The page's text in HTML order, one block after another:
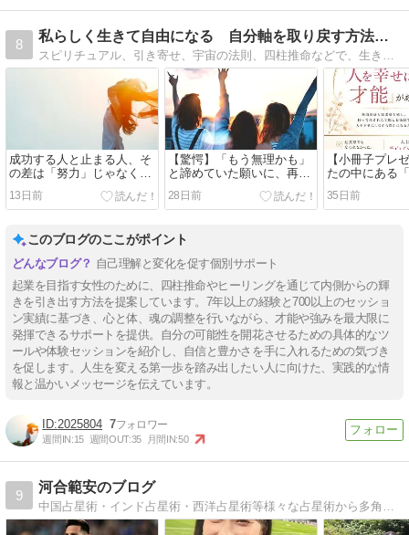
8
私らしく生きて自由になる 自分軸を取り戻す方法【京都 関西】
スピリチュアル、引き寄せ、宇宙の法則、四柱推命などで、生きやすくなるヒントをお伝えし、もやもやした人生に変化をおこします。
成功する人と止まる人、そ
の差は「努力」じゃなく〇
13日前
【驚愕】「もう無理かも」
と諦めていた願いに、再び
チャンスが巡ってきた理由
28日前
【小冊子プレ
たの中にある
する才能」を
35日前
このブログのここがポイント
自己理解と変化を促す個別サポート
起業を目指す女性のために、四柱推命やヒーリングを通じて内側からの輝
きを引き出す方法を提案しています。7年以上の経験と700以上のセッショ
ン実績に基づき、心と体、魂の調整を行いながら、才能や強みを最大限に
発揮できるサポートを提供。自分の可能性を開花させるための具体的なツ
ールや体験セッションを紹介し、自信と豊かさを手に入れるための気づき
を促します。人生を変える第一歩を踏み出したい人に向けた、実践的な情
報と温かいメッセージを伝えています。
2025804 7
週間IN:15 週間OUT:35 月間IN:50
9
河合範安のブログ